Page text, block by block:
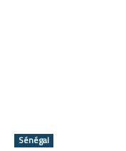
Sénégal